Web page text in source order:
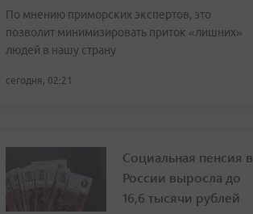
По мнению приморских экспертов, это
позволит минимизировать приток «лишних»
людей в нашу страну
сегодня, 02:21
Социальная пенсия в
России выросла до
16,6 тысячи рублей